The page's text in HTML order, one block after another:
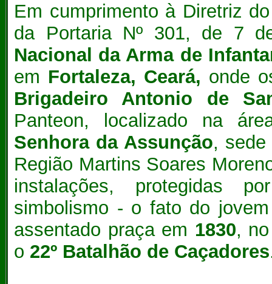
Em cumprimento à Diretriz
da Portaria Nº 301, de 7
Nacional da Arma de
em Fortaleza, Ceará, onde
Brigadeiro Antonio de
Panteon, localizado na
Senhora da Assunção, sede
Região Martins Soares
instalações, protegidas
simbolismo - o fato do
assentado praça em 1830,
o 22º Batalhão de Caçadores